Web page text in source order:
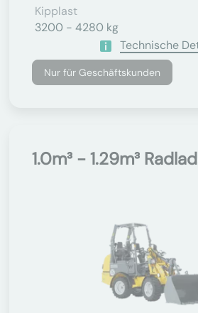
Kipplast
3200 - 4280 kg
Technische
Nur für Geschäftskunden
1.0m³ - 1.29m³